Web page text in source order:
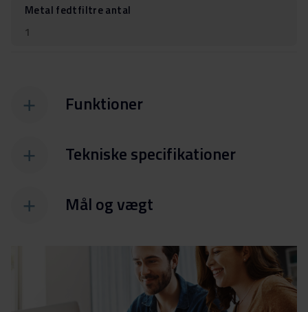
Metal fedtfiltre antal
1
Funktioner
Tekniske specifikationer
Mål og vægt